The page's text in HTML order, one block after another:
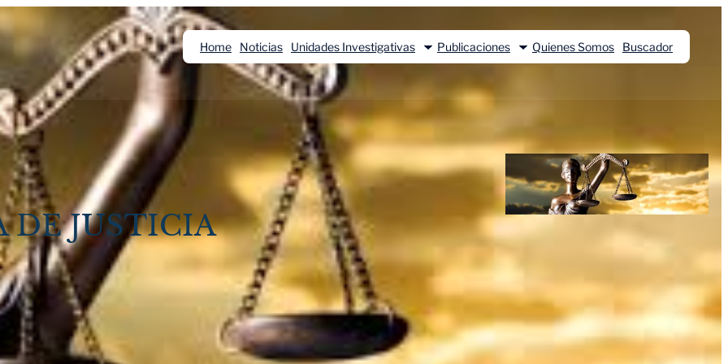
Home Noticias Unidades Investigativas Publicaciones Quienes Somos Buscador
DE JUSTICIA